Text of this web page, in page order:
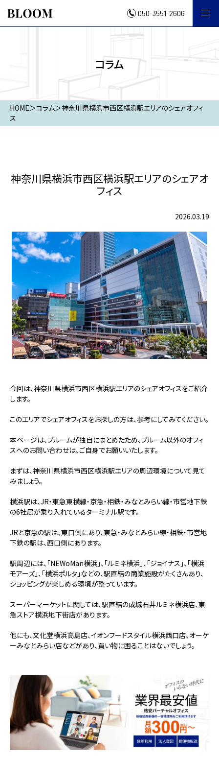
050-3551-2606
コラム
HOME＞コラム＞神奈川県横浜市西区横浜駅エリアのシェアオフィ
ス
神奈川県横浜市西区横浜駅エリアのシェアオ
フィス
2026.03.19
今回は、神奈川県横浜市西区横浜駅エリアのシェアオフィスをご紹介
します。
このエリアでシェアオフィスをお探しの方は、参考にしてみてください。
本ページは、ブルームが独自にまとめたため、ブルーム以外のオフィ
スへのお問い合わせは、ご自身でお願いいたします。
まずは、神奈川県横浜市西区横浜駅エリアの周辺環境について見て
みましょう。
横浜駅は、JR・東急東横線・京急・相鉄・みなとみらい線・市営地下鉄
の6社局が乗り入れているターミナル駅です。
JRと京急の駅は、東口側にあり、東急・みなとみらい線・相鉄・市営地
下鉄の駅は、西口側にあります。
駅周辺には、「NEWoMan横浜」、「ルミネ横浜」、「ジョイナス」、「横浜
モアーズ」、「横浜ポルタ」などの、駅直結の商業施設がたくさんあり、
ショッピングが楽しめる環境が整っています。
スーパーマーケットに関しては、駅直結の成城石井ルミネ横浜店、東
急ストア横浜地下街店があります。
他にも、文化堂横浜高島店、イオンフードスタイル横浜西口店、オーケ
ーみなとみらい店などがあり、買い物に困ることはないでしょう。